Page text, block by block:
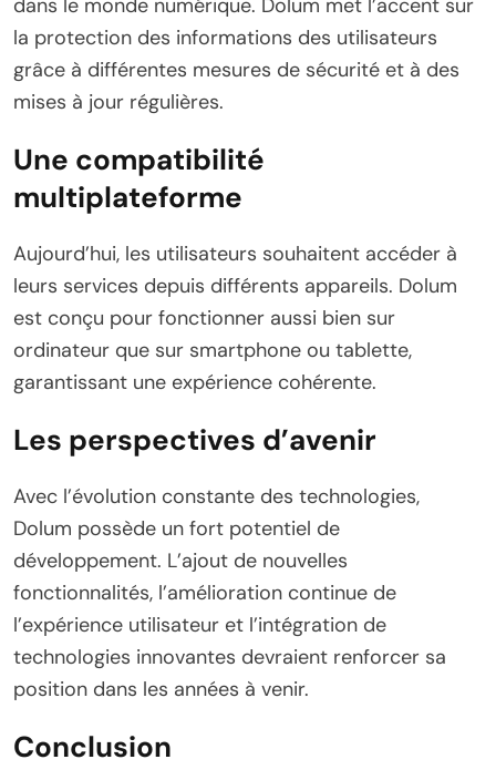
dans le monde numérique. Dolum met l’accent sur
la protection des informations des utilisateurs
grâce à différentes mesures de sécurité et à des
mises à jour régulières.
Une compatibilité
multiplateforme
Aujourd’hui, les utilisateurs souhaitent accéder à
leurs services depuis différents appareils. Dolum
est conçu pour fonctionner aussi bien sur
ordinateur que sur smartphone ou tablette,
garantissant une expérience cohérente.
Les perspectives d’avenir
Avec l’évolution constante des technologies,
Dolum possède un fort potentiel de
développement. L’ajout de nouvelles
fonctionnalités, l’amélioration continue de
l’expérience utilisateur et l’intégration de
technologies innovantes devraient renforcer sa
position dans les années à venir.
Conclusion